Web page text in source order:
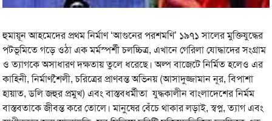
হুমায়ূন আহমেদের প্রথম নির্মাণ ‘আগুনের পরশমণি’ ১৯৭১ সালের মুক্তিযুদ্ধের
পটভূমিতে গড়ে ওঠা এক মর্মস্পর্শী চলচ্চিত্র, এখানে গেরিলা যোদ্ধাদের সংগ্রাম
ও ত্যাগকে অসাধারণ দক্ষতায় তুলে ধরেছে। অল্প বাজেটে নির্মিত হলেও এর
কাহিনী, নির্মাণশৈলী, চরিত্রের প্রাণবন্ত অভিনয় (আসাদুজ্জামান নূর, বিপাশা
হায়াত, ডলি জহুর প্রমুখ) এবং বাস্তবধর্মীতা যুদ্ধকালীন বাংলাদেশের নির্মম
বাস্তবতাকে জীবন্ত করে তোলে। মানুষের বেঁচে থাকার লড়াই, স্বপ্ন, ত্যাগ এবং